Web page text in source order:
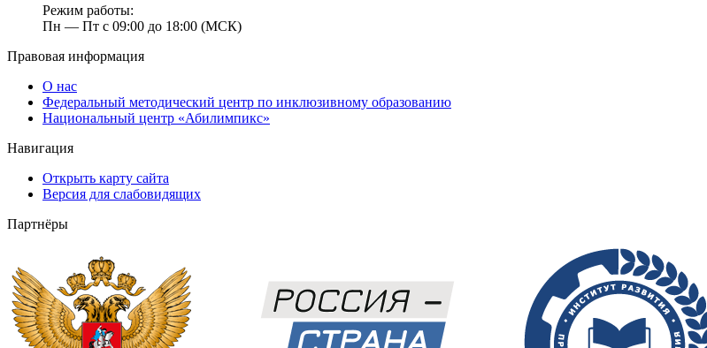
Режим работы:
Пн — Пт с 09:00 до 18:00 (МСК)
Правовая информация
О нас
Федеральный методический центр по инклюзивному образованию
Национальный центр «Абилимпикс»
Навигация
Открыть карту сайта
Версия для слабовидящих
Партнёры